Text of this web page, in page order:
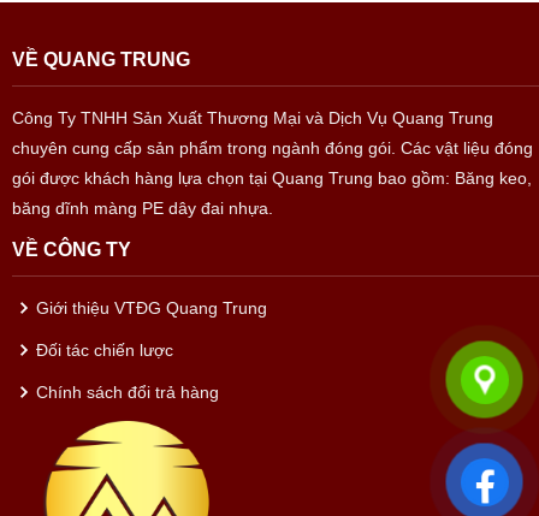
VỀ QUANG TRUNG
Công Ty TNHH Sản Xuất Thương Mại và Dịch Vụ Quang Trung
chuyên cung cấp sản phẩm trong ngành đóng gói. Các vật liệu đóng
gói được khách hàng lựa chọn tại Quang Trung bao gồm: Băng keo,
băng dĩnh màng PE dây đai nhựa.
VỀ CÔNG TY
Giới thiệu VTĐG Quang Trung
Đối tác chiến lược
Chính sách đổi trả hàng